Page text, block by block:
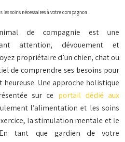
les soins nécessaires à votre compagnon
de compagnie est une
attention, dévouement et
propriétaire d’un chien, chat ou
de comprendre ses besoins pour
heureuse. Une approche holistique
sur ce portail dédié aux
l’alimentation et les soins
la stimulation mentale et le
tant que gardien de votre